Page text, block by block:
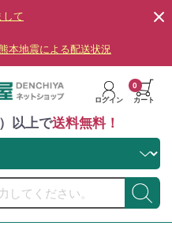
して
本地震による配送状況
ログイン カート
0
以上で送料無料！